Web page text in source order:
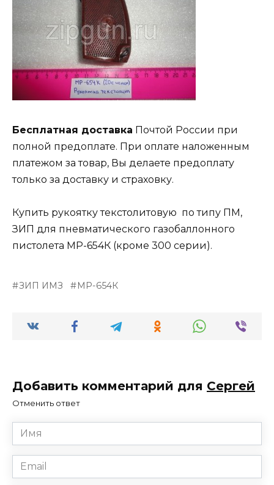
Бесплатная доставка Почтой России при
полной предоплате. При оплате наложенным
платежом за товар, Вы делаете предоплату
только за доставку и страховку.
Купить рукоятку текстолитовую по типу ПМ,
ЗИП для пневматического газобаллонного
пистолета МР-654К (кроме 300 серии).
ЗИП ИМЗ МР-654К
Добавить комментарий для Сергей
Отменить ответ
Имя
*
Email
*